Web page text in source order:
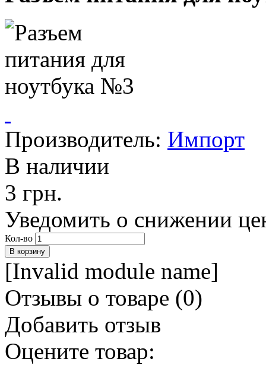
Производитель: Импорт
В наличии
3 грн.
Уведомить о снижении
Кол-во
[Invalid module name]
Отзывы о товаре (0)
Добавить отзыв
Оцените товар: